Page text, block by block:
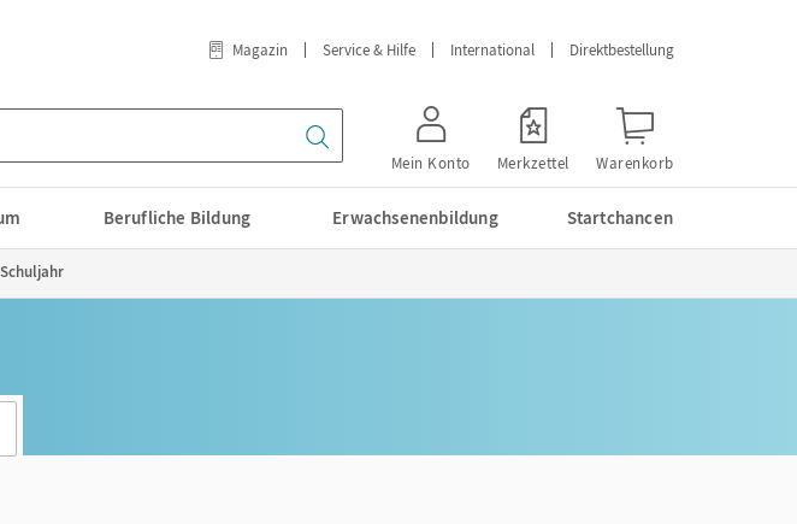
Magazin Service & Hilfe International Direktbestellung
Mein Konto Merkzettel Warenkorb
Berufliche Bildung Erwachsenenbildung Startchancen